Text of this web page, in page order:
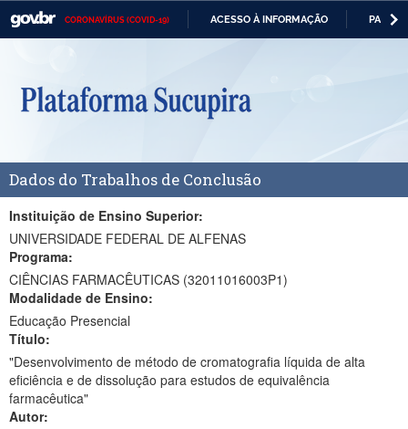
CORONAVÍRUS (COVID-19) ACESSO À INFORMAÇÃO
Casa Civil
Ministério da Defesa
Ministério da Economia
Ministério da Infraestrutura
Ministério da Educação
Ministério da Cidadania
Ministério da Saúde
Ministério de Minas e Energia
Dados do Trabalhos de Conclusão
Instituição de Ensino Superior:
UNIVERSIDADE FEDERAL DE ALFENAS
Programa:
CIÊNCIAS FARMACÊUTICAS (32011016003P1)
Modalidade de Ensino:
Educação Presencial
Título:
"Desenvolvimento de método de cromatografia líquida de alta
eficiência e de dissolução para estudos de equivalência
farmacêutica"
Autor: